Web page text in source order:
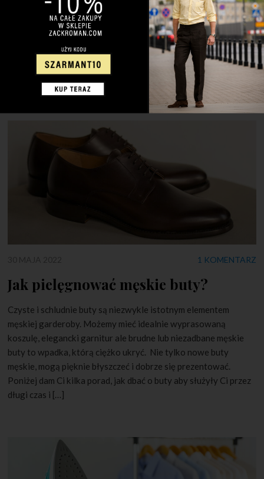
błędy? Nie! To sprezzatura! Wiele osób często pyta mnie –
czym jest sprezzatura? Wyjaśnienie tego pojęcia jest
jednocześnie proste i skomplikowane. Jest to swego rodzaju
niedbalstwo i łamanie modowych reguł, ale co najważniejsze –
jest to świadome niedbalstwo, którego celem jest przede
wszystkim wyrażenie siebie. Rozpięcie koszuli […]
1 KOMENTARZ
Jak pielęgnować męskie buty?
Czyste i schludnie buty są niezwykle istotnym elementem
męskiej garderoby. Możemy mieć idealnie wyprasowaną
koszulę, elegancki garnitur ale brudne lub niezadbane męskie
buty to wpadka, którą ciężko ukryć. Nie tylko nowe buty
męskie, mogą pięknie błyszczeć i dobrze się prezentować.
Poniżej dam Ci kilka porad, jak dbać o buty aby służyły Ci przez
długi czas i […]